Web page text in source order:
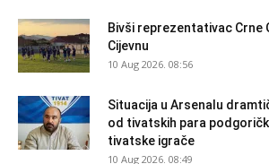
Bivši reprezentativac Crne
Cijevnu
10 Aug 2026. 08:56
Situacija u Arsenalu
od tivatskih para
tivatske igrače
10 Aug 2026. 08:49